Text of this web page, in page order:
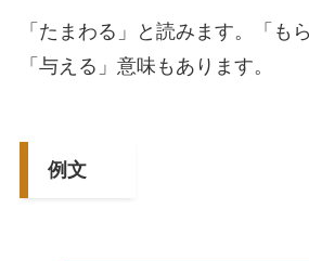
「たまわる」と読みます。「も
「与える」意味もあります。
例文